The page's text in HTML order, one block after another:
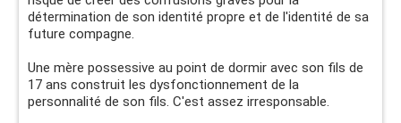
détermination de son identité propre et de l'identité de sa
future compagne.
Une mère possessive au point de dormir avec son fils de
17 ans construit les dysfonctionnement de la
personnalité de son fils. C'est assez irresponsable.